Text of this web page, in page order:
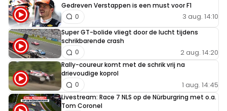
Gedreven Verstappen is een must voor F1
3 aug. 14:10
0
Super GT-bolide vliegt door de lucht tijdens
schrikbarende crash
2 aug. 14:20
0
Rally-coureur komt met de schrik vrij na
drievoudige koprol
1 aug. 14:45
0
Livestream: Race 7 NLS op de Nürburgring met o.a.
Tom Coronel